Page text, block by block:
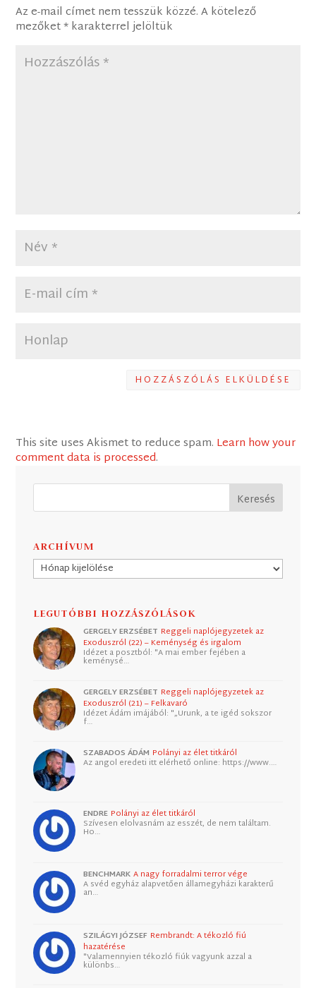
Az e-mail címet nem tesszük közzé. A kötelező
mezőket*karakterrel jelöltük
HOZZÁSZÓLÁS ELKÜLDÉSE
This site uses Akismet to reduce spam. Learn how your
comment data is processed.
ARCHÍVUM
Archívum
LEGUTÓBBI HOZZÁSZÓLÁSOK
GERGELY ERZSÉBET Reggeli naplójegyzetek az
Exoduszról (22) – Keménység és irgalom
Idézet a posztból: "A mai ember fejében a
keménysé…
GERGELY ERZSÉBET Reggeli naplójegyzetek az
Exoduszról (21) – Felkavaró
Idézet Ádám imájából: "„Urunk, a te igéd sokszor
f…
SZABADOS ÁDÁM Polányi az élet titkáról
Az angol eredeti itt elérhető online: https://www.…
ENDRE Polányi az élet titkáról
Szívesen elolvasnám az esszét, de nem találtam.
Ho…
BENCHMARK A nagy forradalmi terror vége
A svéd egyház alapvetően államegyházi karakterű
an…
SZILÁGYI JÓZSEF Rembrandt: A tékozló fiú
hazatérése
"Valamennyien tékozló fiúk vagyunk azzal a
különbs…